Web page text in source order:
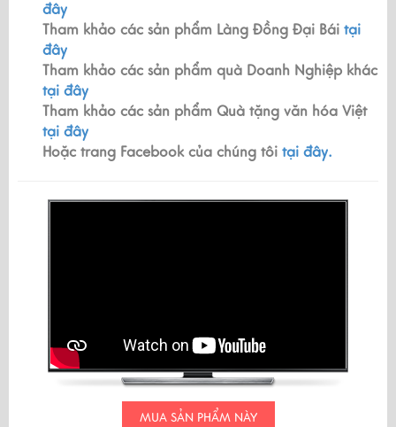
đây
Tham khảo các sản phẩm Làng Đồng Đại Bái tại
đây
Tham khảo các sản phẩm quà Doanh Nghiệp khác
tại đây
Tham khảo các sản phẩm Quà tặng văn hóa Việt
tại đây
Hoặc trang Facebook của chúng tôi tại đây.
MUA SẢN PHẨM NÀY